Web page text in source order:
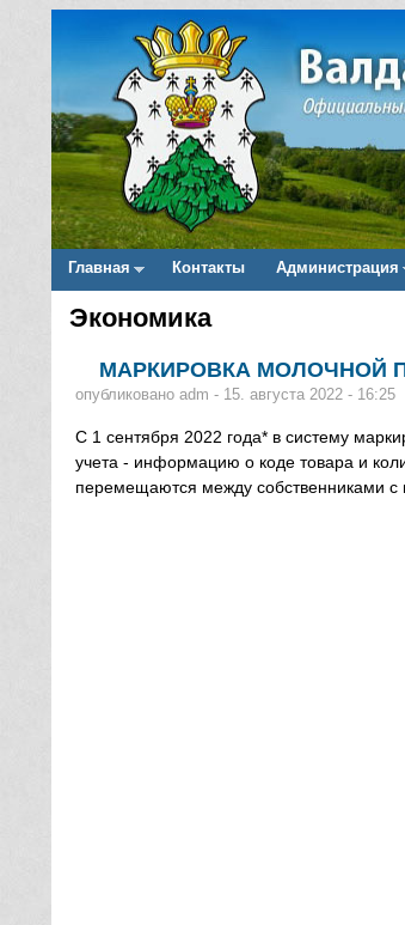
Main menu
Главная Контакты Администрация
Вы здесь
Экономика
МАРКИРОВКА МОЛОЧНОЙ
опубликовано adm - 15. августа 2022 - 16:25
С 1 сентября 2022 года* в систему
учета - информацию о коде товара и
перемещаются между собственниками